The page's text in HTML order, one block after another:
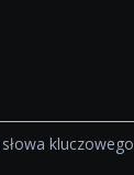
kluczowego